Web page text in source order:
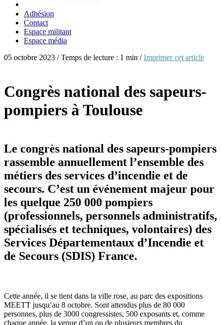
Adhésion
Contact
Espace militant
Espace média
05 octobre 2023 / Temps de lecture : 1 min /Imprimer cet article
Congrès national des sapeurs-
pompiers à Toulouse
Le congrès national des sapeurs-pompiers
rassemble annuellement l’ensemble des
métiers des services d’incendie et de
secours. C’est un événement majeur pour
les quelque 250 000 pompiers
(professionnels, personnels administratifs,
spécialisés et techniques, volontaires) des
Services Départementaux d’Incendie et
de Secours (SDIS) France.
Cette année, il se tient dans la ville rose, au parc des expositions
MEETT jusqu’au 8 octobre. Sont attendus plus de 80 000
personnes, plus de 3000 congressistes, 500 exposants et, comme
chaque année, la venue d’un ou de plusieurs membres du